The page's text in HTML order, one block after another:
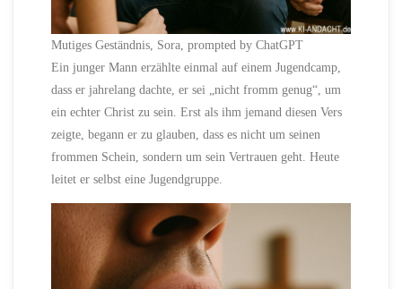
Mutiges Geständnis, Sora, prompted by ChatGPT
Ein junger Mann erzählte einmal auf einem Jugendcamp,
dass er jahrelang dachte, er sei „nicht fromm genug“, um
ein echter Christ zu sein. Erst als ihm jemand diesen Vers
zeigte, begann er zu glauben, dass es nicht um seinen
frommen Schein, sondern um sein Vertrauen geht. Heute
leitet er selbst eine Jugendgruppe.